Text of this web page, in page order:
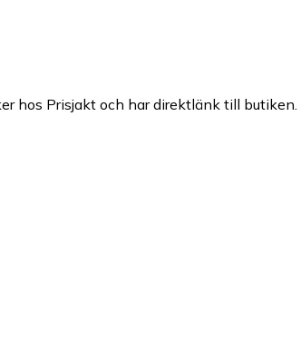
hos Prisjakt och har direktlänk till butiken.